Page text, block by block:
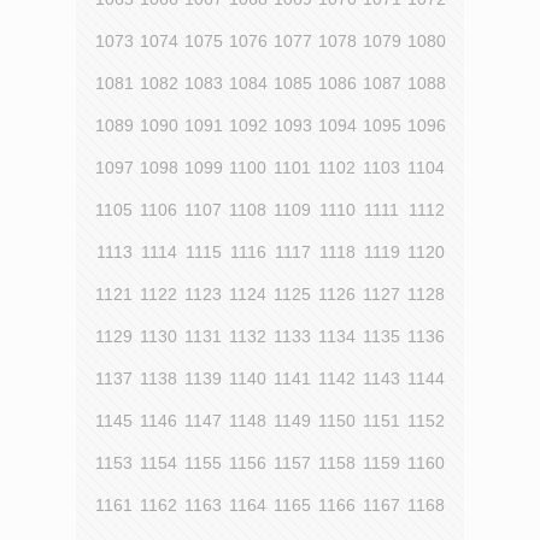
1073 1074 1075 1076 1077 1078 1079 1080
1081 1082 1083 1084 1085 1086 1087 1088
1089 1090 1091 1092 1093 1094 1095 1096
1097 1098 1099 1100 1101 1102 1103 1104
1105 1106 1107 1108 1109 1110 1111 1112
1113 1114 1115 1116 1117 1118 1119 1120
1121 1122 1123 1124 1125 1126 1127 1128
1129 1130 1131 1132 1133 1134 1135 1136
1137 1138 1139 1140 1141 1142 1143 1144
1145 1146 1147 1148 1149 1150 1151 1152
1153 1154 1155 1156 1157 1158 1159 1160
1161 1162 1163 1164 1165 1166 1167 1168